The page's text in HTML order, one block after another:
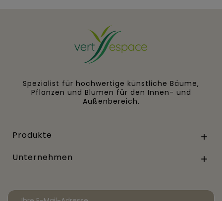
Spezialist für hochwertige künstliche Bäume,
Pflanzen und Blumen für den Innen- und
Außenbereich.
Produkte 
Unternehmen 